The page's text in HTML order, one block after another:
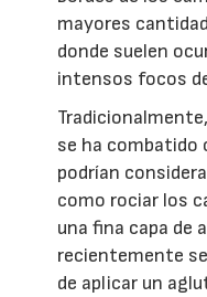
mayores
donde suelen
intensos focos
se ha combatido
podrían
como rociar los
una fina capa de
recientemente
de aplicar un